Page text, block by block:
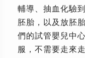
輔導、抽血化驗
胚胎，以及放胚
們的試管嬰兒中
服，不需要走來走